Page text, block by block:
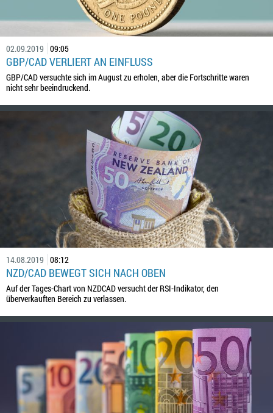
02.09.2019 09:05
GBP/CAD VERLIERT AN EINFLUSS
GBP/CAD versuchte sich im August zu erholen, aber die Fortschritte waren
nicht sehr beeindruckend.
14.08.2019 08:12
NZD/CAD BEWEGT SICH NACH OBEN
Auf der Tages-Chart von NZDCAD versucht der RSI-Indikator, den
überverkauften Bereich zu verlassen.